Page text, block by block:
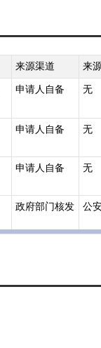
来源渠道 来
申请人自备 无
申请人自备 无
申请人自备 无
政府部门核发 公